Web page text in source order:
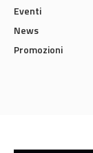
Eventi
News
Promozioni